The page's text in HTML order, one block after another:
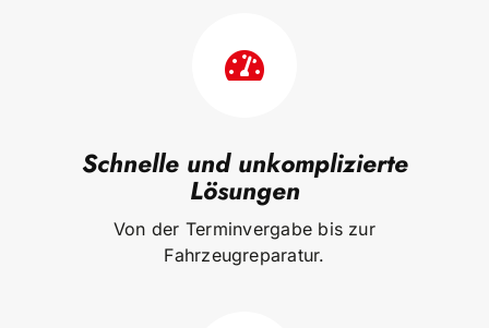
Schnelle und unkomplizierte
Lösungen
Von der Terminvergabe bis zur
Fahrzeugreparatur.